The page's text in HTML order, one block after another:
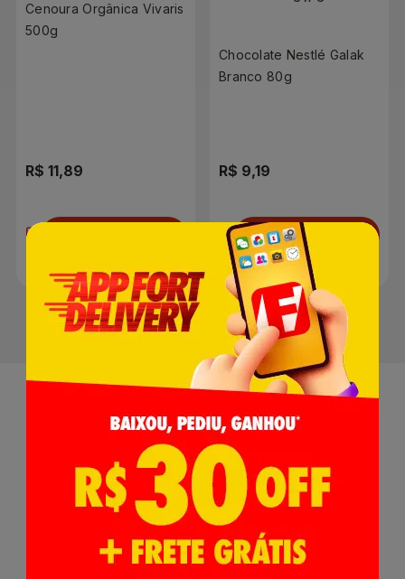
Cenoura Orgânica Vivaris
500g
R$ 11,89
Chocolate Nestlé Galak
Branco 80g
R$ 9,19
Adicionar
Receba nossasNovidades